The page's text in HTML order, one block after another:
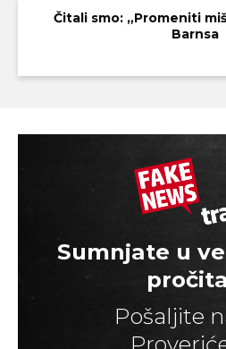
Čitali smo: „Promeniti
Barnsa
Sumnjate u
Pošaljite